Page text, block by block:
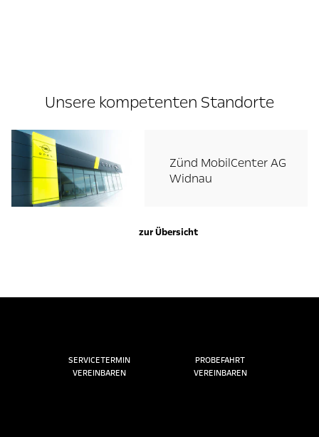
Unsere kompetenten Standorte
Zünd MobilCenter AG
Widnau
zur Übersicht
SERVICETERMIN
VEREINBAREN
PROBEFAHRT
VEREINBAREN